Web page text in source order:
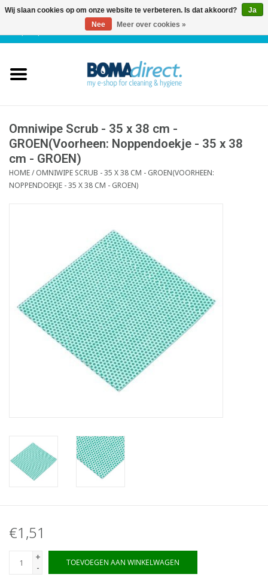
Klantenservice
Blog
Omniwipe Scrub - 35 x 38 cm -
GROEN(Voorheen: Noppendoekje - 35 x 38
cm - GROEN)
HOME/OMNIWIPE SCRUB - 35 X 38 CM - GROEN(VOORHEEN:
NOPPENDOEKJE - 35 X 38 CM - GROEN)
€1,51
+
-
TOEVOEGEN AAN WINKELWAGEN
Wij slaan cookies op om onze website te verbeteren. Is dat akkoord?
Ja
Nee
Meer over cookies »